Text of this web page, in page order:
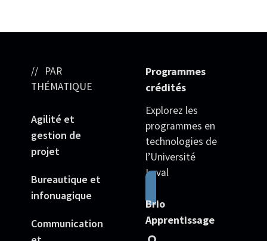
PAR
THÉMATIQUE
Agilité et
gestion de
projet
Bureautique et
infonuagique
Communication
Programmes
crédités
Explorez les
programmes en
technologies de
l’Université
Laval
Brio
Apprentissage